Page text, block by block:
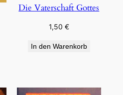
Die Vaterschaft Gottes
1,50 €
In den Warenkorb